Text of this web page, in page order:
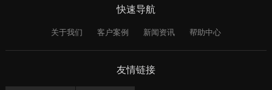
快速导航
关于我们 客户案例 新闻资讯 帮助中心
友情链接